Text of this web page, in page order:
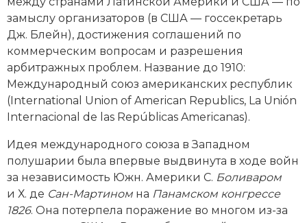
Генеалогия, геральдика
Государство и право
Европа
Империи
Историческая география и топонимика
История материальной и духовной культуры
История международных отношений
История, философия, теория и методология
замыслу организаторов (в США — госсекретарь
Дж. Блейн), достижения соглашений по
коммерческим вопросам и разрешения
арбитражных проблем. Название до 1910:
Международный союз американских республик
(International Union of American Republics, La Unión
Internacional de las Repúblicas Americanas).
Идея международного союза в Западном
полушарии была впервые вы­двинута в ходе вой­н
за независимость Южн. Америки С. Боливаром
и Х. де Сан-­Мартином на Панамском конгрессе
1826. Она потерпела поражение во многом из-за